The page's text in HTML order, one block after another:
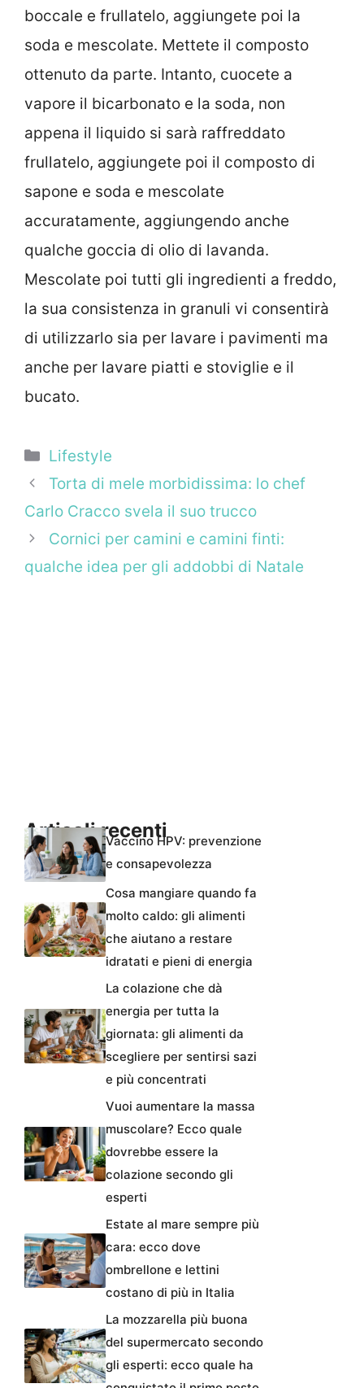
boccale e frullatelo, aggiungete poi la
soda e mescolate. Mettete il composto
ottenuto da parte. Intanto, cuocete a
vapore il bicarbonato e la soda, non
appena il liquido si sarà raffreddato
frullatelo, aggiungete poi il composto di
sapone e soda e mescolate
accuratamente, aggiungendo anche
qualche goccia di olio di lavanda.
Mescolate poi tutti gli ingredienti a freddo,
la sua consistenza in granuli vi consentirà
di utilizzarlo sia per lavare i pavimenti ma
anche per lavare piatti e stoviglie e il
bucato.
Categorie
Lifestyle
Torta di mele morbidissima: lo chef
Carlo Cracco svela il suo trucco
Cornici per camini e camini finti:
qualche idea per gli addobbi di Natale
Articoli recentiVaccino HPV: prevenzione
e consapevolezza
Cosa mangiare quando fa
molto caldo: gli alimenti
che aiutano a restare
idratati e pieni di energia
La colazione che dà
energia per tutta la
giornata: gli alimenti da
scegliere per sentirsi sazi
e più concentrati
Vuoi aumentare la massa
muscolare? Ecco quale
dovrebbe essere la
colazione secondo gli
esperti
Estate al mare sempre più
cara: ecco dove
ombrellone e lettini
costano di più in Italia
La mozzarella più buona
del supermercato secondo
gli esperti: ecco quale ha